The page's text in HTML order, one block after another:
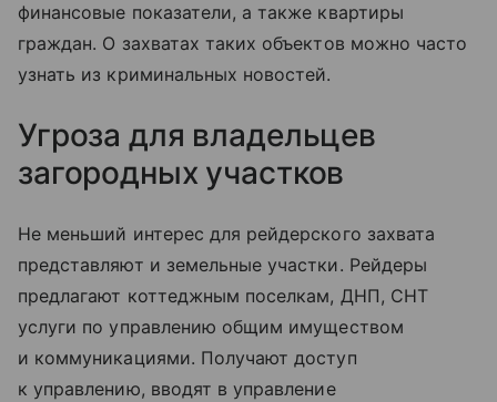
финансовые показатели, а также квартиры
граждан. О захватах таких объектов можно часто
узнать из криминальных новостей.
Угроза для владельцев
загородных участков
Не меньший интерес для рейдерского захвата
представляют и земельные участки. Рейдеры
предлагают коттеджным поселкам, ДНП, СНТ
услуги по управлению общим имуществом
и коммуникациями. Получают доступ
к управлению, вводят в управление